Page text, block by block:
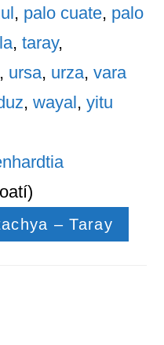
, palo cuate, palo
,taray,
, ursa, urza,vara
,wayal,yitu
– Taray